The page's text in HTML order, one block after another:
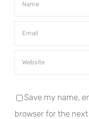
Save my name,
browser for the